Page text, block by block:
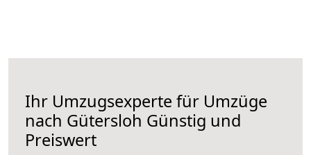
Ihr Umzugsexperte für Umzüge
nach Gütersloh Günstig und
Preiswert